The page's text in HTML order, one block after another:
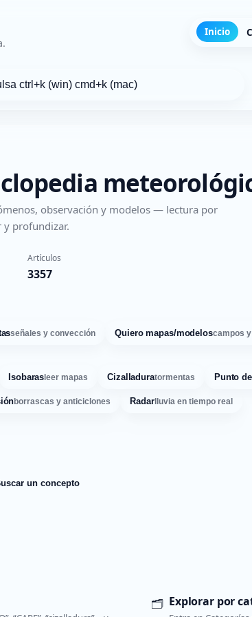
Inicio
observación y modelos — lectura por
y profundizar.
Artículos
3357
señales y convección Quiero mapas/modeloscampos
Isobarasleer mapas Cizalladuratormentas Punto
borrascas y anticiclones Radarlluvia en tiempo real
un concepto
🗂️ Explorar por